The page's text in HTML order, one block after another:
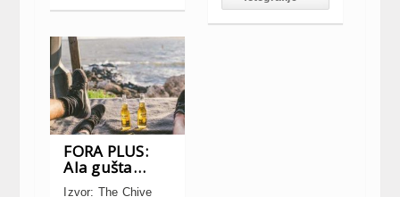
FORA PLUS:
Ala gušta…
Izvor: The Chive